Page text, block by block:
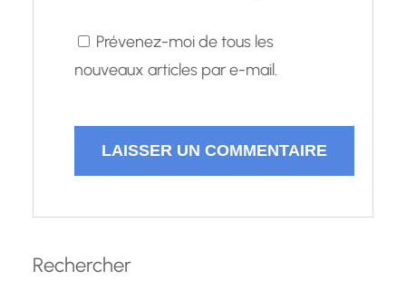
Prévenez-moi de tous les
nouveaux articles par e-mail.
Rechercher